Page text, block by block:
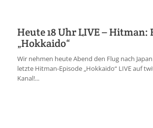
Heute 18 Uhr LIVE – Hitman:
„Hokkaido“
Wir nehmen heute Abend den Flug nach
letzte Hitman-Episode „Hokkaido“ LIVE auf
Kanal!...